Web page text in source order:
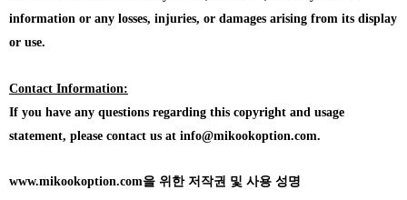
information or any losses, injuries, or damages arising from its display
or use.
Contact Information:
If you have any questions regarding this copyright and usage
statement, please contact us at info@mikookoption.com.
www.mikookoption.com을 위한 저작권 및 사용 성명